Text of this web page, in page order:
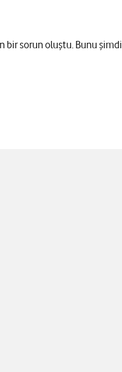
bir sorun oluştu. Bunu